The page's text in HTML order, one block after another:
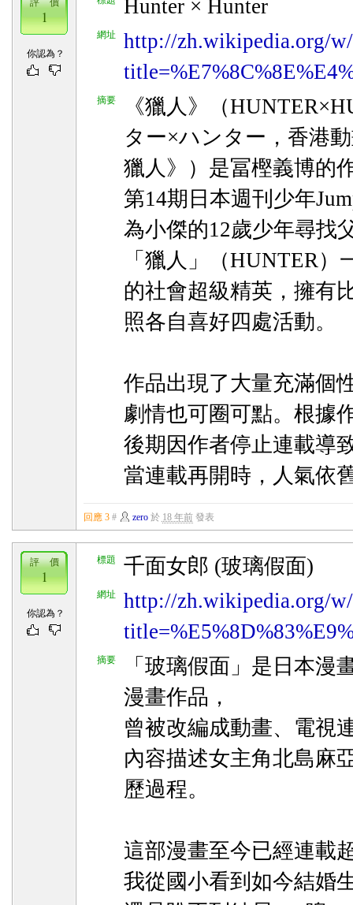
Hunter × Hunter
網址
http://zh.wikipedia.org/
摘要
《獵人》（
ター×ハンター，香港
獵人》）是冨樫義博的
第14期日本週刊少年
為小傑的12歲少年尋找
「獵人」（HUNTER
的社會超級精英，擁有
照各自喜好四處活動。
作品出現了大量充滿個
劇情也可圈可點。根據
後期因作者停止連載導
當連載再開時，人氣依
評 價
1
你認為？
回應 3 # zero於 18 年前發表
標題 千面女郎 (玻璃假面)
網址
http://zh.wikipedia.org/
摘要
「玻璃假面」是日本漫
漫畫作品，
曾被改編成動畫、電視
內容描述女主角北島麻
歷過程。
這部漫畫至今已經連載
我從國小看到如今結婚
評 價
1
你認為？